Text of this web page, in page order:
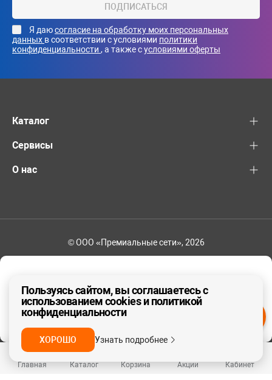
Главная Каталог Корзина Акции Кабинет
ДА, ВЕРНО
ПОДПИСАТЬСЯ
Я даюсогласие на обработку моих персональных
данных в соответствии с условиями политики
конфиденциальности , а также сусловиями оферты
Каталог
Сервисы
О нас
© ООО «Премиальные сети», 2026
Пользуясь сайтом, вы соглашаетесь с
использованием cookies и политикой
конфиденциальности
ХОРОШО Узнать подробнее